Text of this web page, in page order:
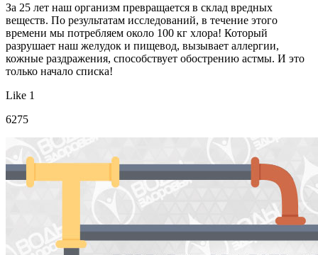
За 25 лет наш организм превращается в склад вредных
веществ. По результатам исследований, в течение этого
времени мы потребляем около 100 кг хлора! Который
разрушает наш желудок и пищевод, вызывает аллергии,
кожные раздражения, способствует обострению астмы. И это
только начало списка!
Like 1
6275